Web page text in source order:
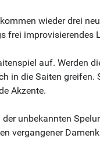
wieder drei
frei
auf. Werden
in die Saiten
Akzente.
unbekannten
vergangener